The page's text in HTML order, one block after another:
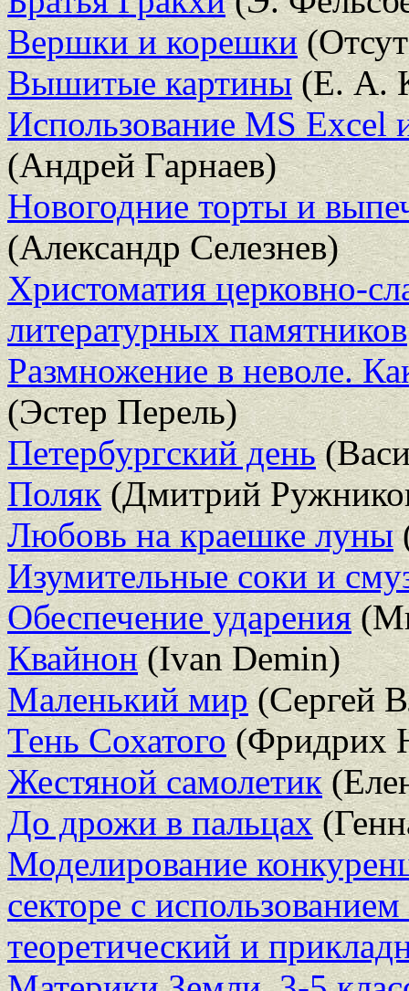
Вершки и корешки
Вышитые картины(Е. А.
Использование MS Excel
(Андрей Гарнаев)
Новогодние торты и
(Александр Селезнев)
Христоматия церковно-
литературных памятников
Размножение в неволе.
(Эстер Перель)
Петербургский день
Поляк(Дмитрий
Любовь на краешке луны
Изумительные соки и
Обеспечение ударения
Квайнон(Ivan Demin)
Маленький мир(Сергей
Тень Сохатого(Фридрих
Жестяной самолетик
До дрожи в пальцах
Моделирование
секторе с
теоретический и